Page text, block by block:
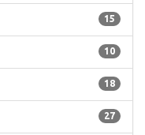
15
10
18
27